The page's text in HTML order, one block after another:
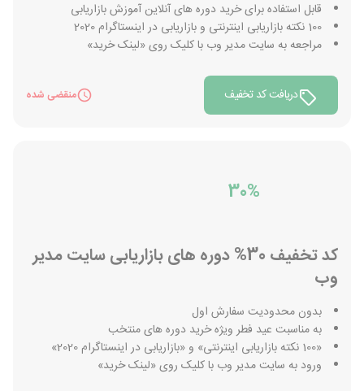
قابل استفاده برای خرید دوره های آنلاین آموزش بازاریابی
100 نکته بازاریابی اینترنتی و بازاریابی در اینستاگرام 2020
مراجعه به سایت مدیر وب با کلیک روی «لینک خرید»
دریافت کد تخفیف منقضی شده
30%
کد تخفیف 30% دوره های بازاریابی سایت مدیر
وب
بدون محدودیت سفارش اول
به مناسبت عید فطر ویژه خرید دوره های منتخب
«100 نکته بازاریابی اینترنتی» و «بازاریابی در اینستاگرام 2020»
ورود به سایت مدیر وب با کلیک روی «لینک خرید»